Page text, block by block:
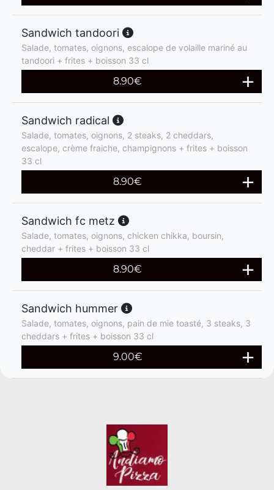
Sandwich tandoori
Salade, tomates, oignons, escalope de volaille mariné au
tandoori + frites + boisson 33 cl
8.90€
Sandwich radical
Salade, tomates, oignons, 2 steaks, 2 cheddars,
escalope, crème fraiche, champignons + frites + boisson
33 cl
8.90€
Sandwich fc metz
Salade, tomates, oignons, chicken chikka, boursin,
cheddar + frites + boisson 33 cl
8.90€
Sandwich hummer
Salade, tomates, oignons, pain de mie toasté, 3 steaks, 3
cheddars + frites + boisson 33 cl
9.00€